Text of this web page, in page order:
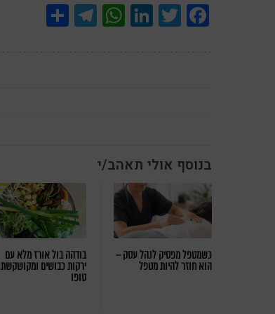
Facebook
Twitter
LinkedIn
WhatsApp
Telegram
בנוסף אולי תאהב/י
כשמטפל מפסיק לנהל עסק –
הוא חוזר להיות מטפל
בודהה בול אורז מלא עם
ירקות כבושים ומקושקשת
טופו